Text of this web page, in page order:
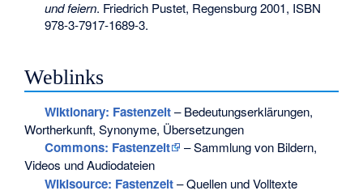
und feiern. Friedrich Pustet, Regensburg 2001, ISBN
978-3-7917-1689-3.
Weblinks
Wiktionary: Fastenzeit– Bedeutungserklärungen,
Wortherkunft, Synonyme, Übersetzungen
Commons: Fastenzeit
– Sammlung von Bildern,
Videos und Audiodateien
Wikisource: Fastenzeit– Quellen und Volltexte